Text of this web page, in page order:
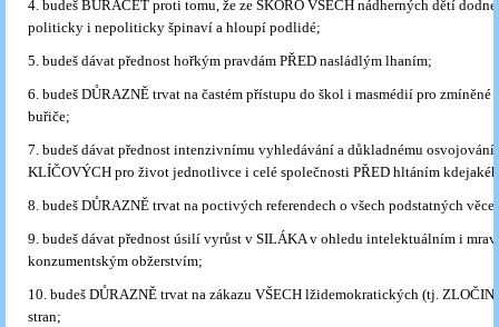
4. budeš BURÁCET proti tomu, že ze SKORO VŠECH nádherných dětí
politicky i nepoliticky špinaví a hloupí podlidé;
5. budeš dávat přednost hořkým pravdám PŘED nasládlým lhaním;
6. budeš DŮRAZNĚ trvat na častém přístupu do škol i masmédií pro zmíněné
buřiče;
7. budeš dávat přednost intenzivnímu vyhledávání a důkladnému osvojování
KLÍČOVÝCH pro život jednotlivce i celé společnosti PŘED hltáním
8. budeš DŮRAZNĚ trvat na poctivých referendech o všech podstatných
9. budeš dávat přednost úsilí vyrůst v SILÁKA v ohledu intelektuálním i
konzumentským obžerstvím;
10. budeš DŮRAZNĚ trvat na zákazu VŠECH lžidemokratických (tj.
stran;